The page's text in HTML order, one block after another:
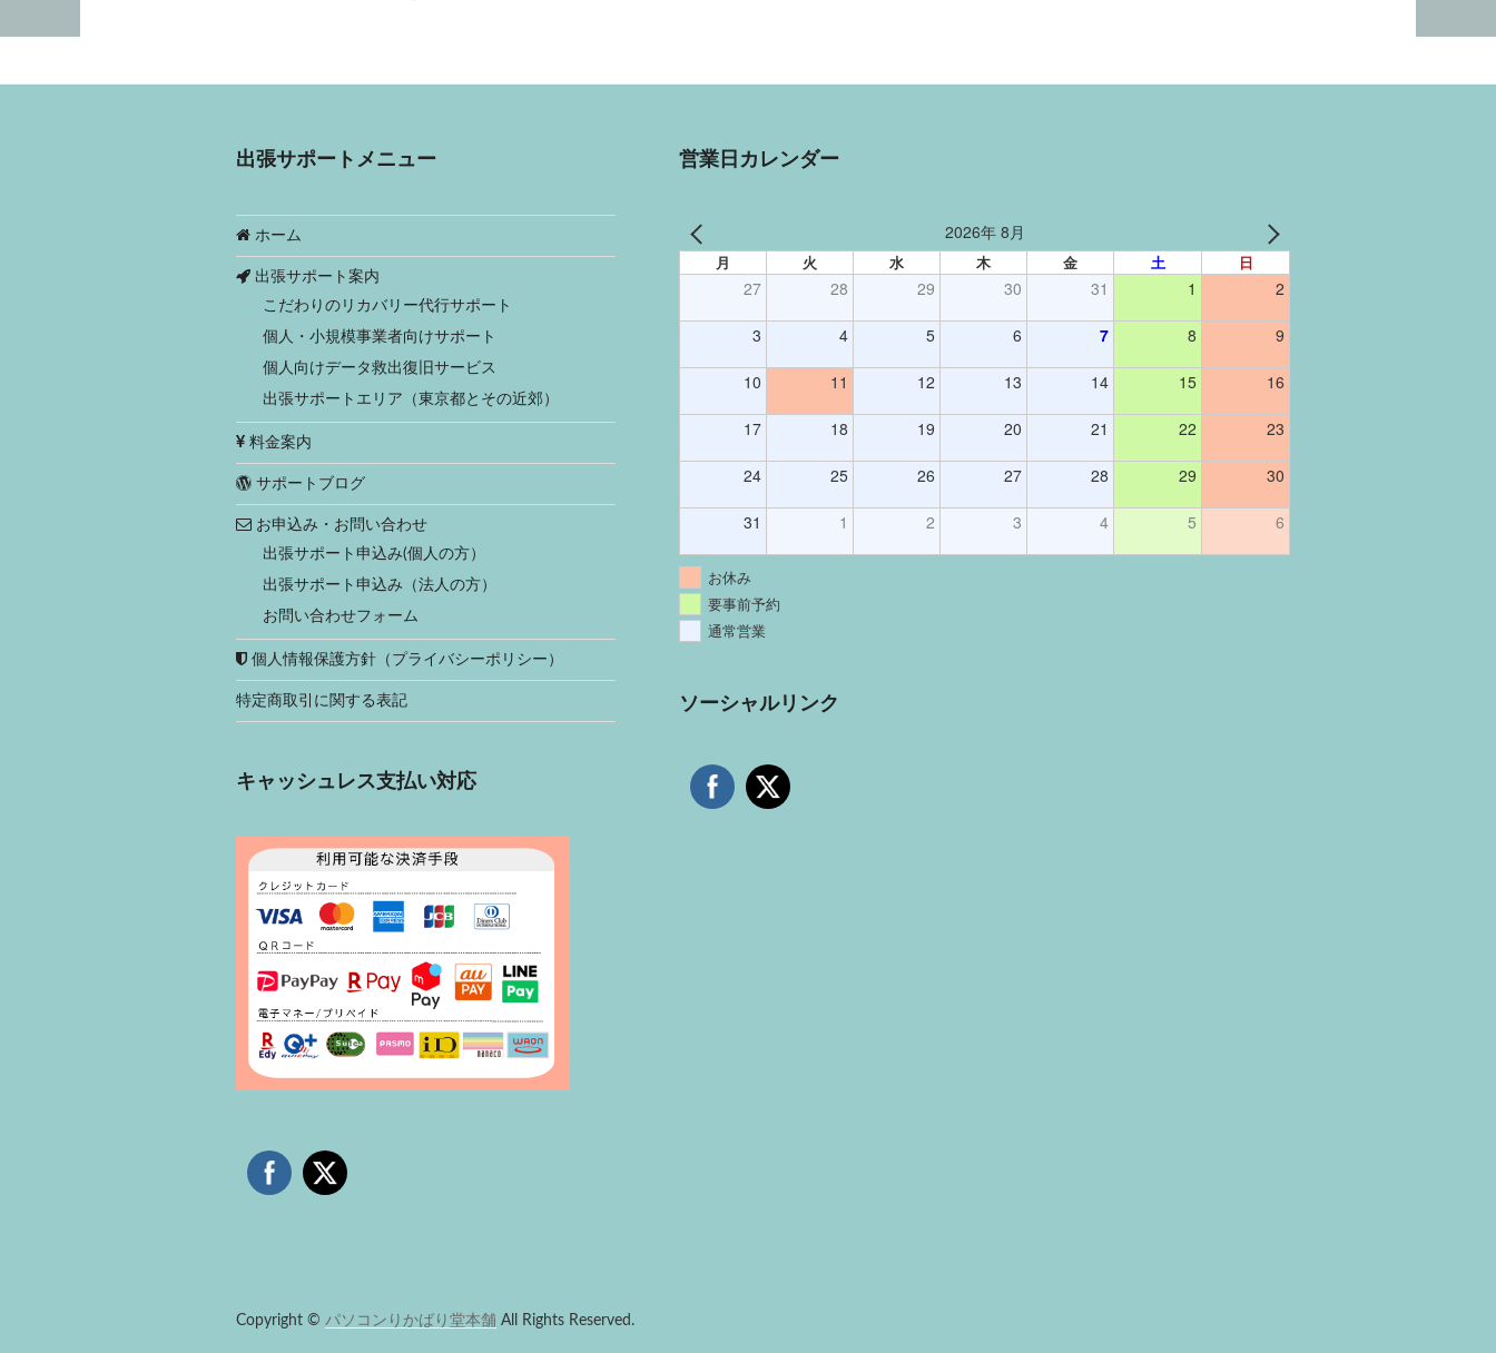
出張サポートメニュー
ホーム
出張サポート案内
こだわりのリカバリー代行サポート
個人・小規模事業者向けサポート
個人向けデータ救出復旧サービス
出張サポートエリア（東京都とその近郊）
料金案内
サポートブログ
お申込み・お問い合わせ
出張サポート申込み(個人の方）
出張サポート申込み（法人の方）
お問い合わせフォーム
個人情報保護方針（プライバシーポリシー）
特定商取引に関する表記
キャッシュレス支払い対応
営業日カレンダー
2026年 8月
月 火 水 木 金 土 日
27 28 29 30 31 1 2
3 4 5 6 7 8 9
10 11 12 13 14 15 16
17 18 19 20 21 22 23
24 25 26 27 28 29 30
31 1 2 3 4 5 6
お休み
要事前予約
通常営業
ソーシャルリンク
Copyright © パソコンりかばり堂本舗 All Rights Reserved.